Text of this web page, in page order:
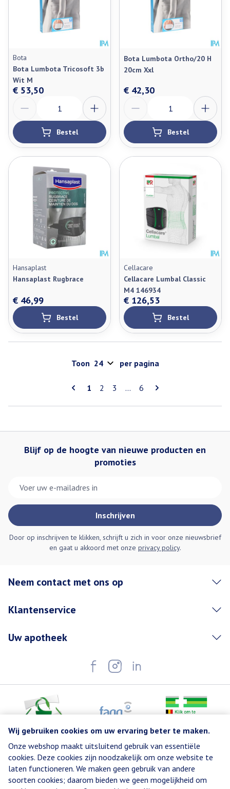
Wij gebruiken cookies om uw ervaring beter te maken.
Onze webshop maakt uitsluitend gebruik van essentiële
cookies. Deze cookies zijn noodzakelijk om onze website te
laten functioneren. We maken geen gebruik van andere
soorten cookies; daarom bieden we geen mogelijkheid om
Bota
Bota Lumbota Tricosoft 3b
Wit M
€ 53,50
Bestel
Bota Lumbota Ortho/20 H
20cm Xxl
€ 42,30
Bestel
Hansaplast
Hansaplast Rugbrace
€ 46,99
Bestel
Cellacare
Cellacare Lumbal Classic
M4 146934
€ 126,53
Bestel
Pagina's
U lees momenteel pagina
1 Pagina
2 Pagina
3 ... Pagina
6
Toon per pagina
Blijf op de hoogte van nieuwe producten en
promoties
Inschrijven
Door op inschrijven te klikken, schrijft u zich in voor onze nieuwsbrief
en gaat u akkoord met onze privacy policy.
Neem contact met ons op
Klantenservice
Uw apotheek
Juridische links